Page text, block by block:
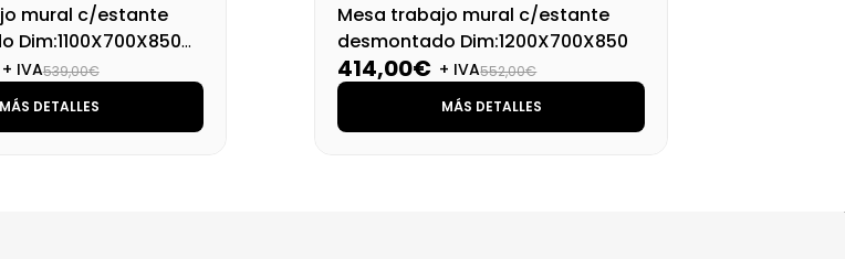
mural c/estante
Dim:1100X700X850
+ IVA539,00€
MÁS DETALLES
Mesa trabajo mural c/estante
desmontado Dim:1200X700X850
414,00€ + IVA552,00€
MÁS DETALLES